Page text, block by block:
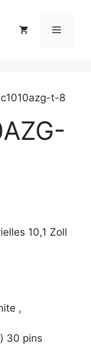
Menü
t-8
10,1 Zoll
,
30 pins